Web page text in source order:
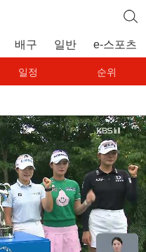
배구 일반 e-스포츠
일정 순위